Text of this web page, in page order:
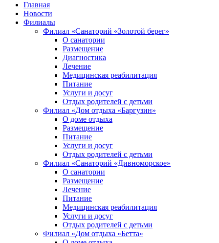
Главная
Новости
Филиалы
Филиал «Санаторий «Золотой берег»
О санатории
Размещение
Диагностика
Лечение
Медицинская реабилитация
Питание
Услуги и досуг
Отдых родителей с детьми
Филиал «Дом отдыха «Баргузин»
О доме отдыха
Размещение
Питание
Услуги и досуг
Отдых родителей с детьми
Филиал «Санаторий «Дивноморское»
О санатории
Размещение
Лечение
Питание
Медицинская реабилитация
Услуги и досуг
Отдых родителей с детьми
Филиал «Дом отдыха «Бетта»